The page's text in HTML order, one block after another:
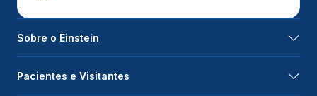
Sobre o Einstein
Pacientes e Visitantes